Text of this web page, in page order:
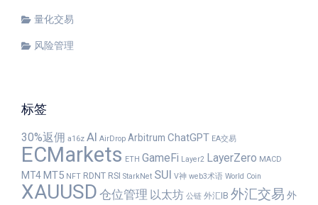
量化交易
风险管理
标签
30%返佣 a16z AI AirDrop Arbitrum ChatGPT EA交易
ECMarkets ETH GameFi Layer2 LayerZero MACD
MT4MT5 NFT RDNT RSI StarkNet SUI V神 web3术语 World Coin
XAUUSD 仓位管理 以太坊 公链 外汇IB 外汇交易 外